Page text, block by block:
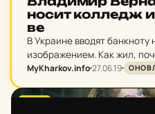
носит кол­ледж
ве
В Украине вводят банкноту
изображением. Как жил,
знаменит академик
MyKharkov.info27.06.19